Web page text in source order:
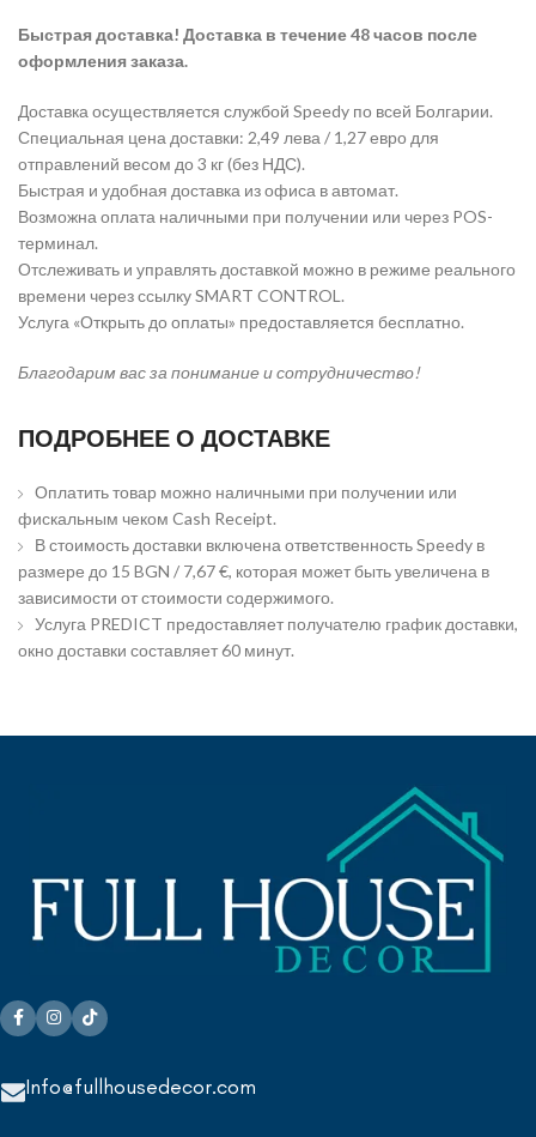
Быстрая доставка! Доставка в течение 48 часов после
оформления заказа.
Доставка осуществляется службой Speedy по всей Болгарии.
Специальная цена доставки: 2,49 лева / 1,27 евро для
отправлений весом до 3 кг (без НДС).
Быстрая и удобная доставка из офиса в автомат.
Возможна оплата наличными при получении или через POS-
терминал.
Отслеживать и управлять доставкой можно в режиме реального
времени через ссылку SMART CONTROL.
Услуга «Открыть до оплаты» предоставляется бесплатно.
Благодарим вас за понимание и сотрудничество!
ПОДРОБНЕЕ О ДОСТАВКЕ
Оплатить товар можно наличными при получении или
фискальным чеком Cash Receipt.
В стоимость доставки включена ответственность Speedy в
размере до 15 BGN / 7,67 €, которая может быть увеличена в
зависимости от стоимости содержимого.
Услуга PREDICT предоставляет получателю график доставки,
окно доставки составляет 60 минут.
Info@fullhousedecor.com